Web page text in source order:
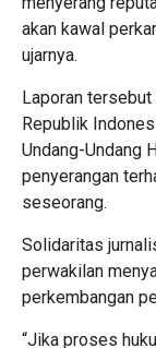
akan kawal
ujarnya.
Laporan
Republik
Undang-Undang
penyerangan
seseorang.
Solidaritas
perwakilan
perkembangan
“Jika proses